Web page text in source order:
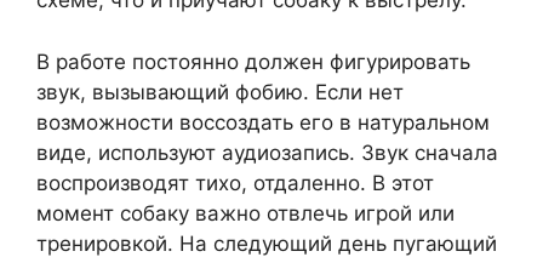
В работе постоянно должен фигурировать
звук, вызывающий фобию. Если нет
возможности воссоздать его в натуральном
виде, используют аудиозапись. Звук сначала
воспроизводят тихо, отдаленно. В этот
момент собаку важно отвлечь игрой или
тренировкой. На следующий день пугающий